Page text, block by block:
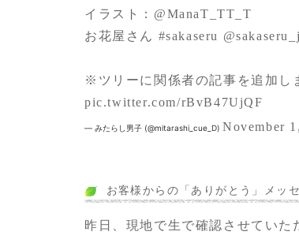
イラスト： @ManaT_TT_T
お花屋さん #sakaseru
※ツリーに関係者の記事を追加し
pic.twitter.com/rBvB47UjQF
— みたらし男子 (@mitarashi_cue_D) November
お客様からの「ありがとう」メッ
昨日、現地で生で確認させていた